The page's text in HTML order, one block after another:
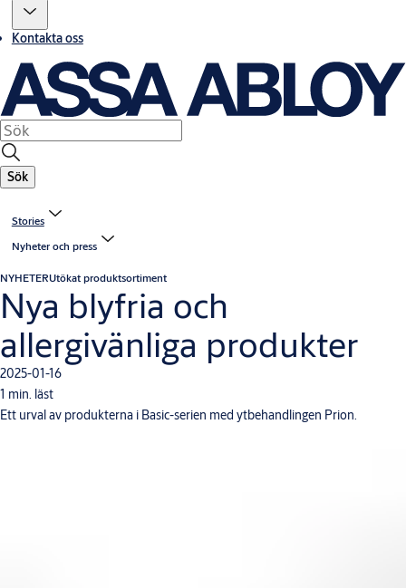
Kontakta oss
Sök
Stories
Nyheter och press
NYHETERUtökat produktsortiment
Nya blyfria och
allergivänliga produkter
2025-01-16
1 min. läst
Ett urval av produkterna i Basic-serien med ytbehandlingen Prion.